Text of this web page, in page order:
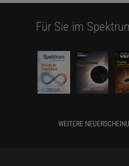
Für Sie im
WEITERE